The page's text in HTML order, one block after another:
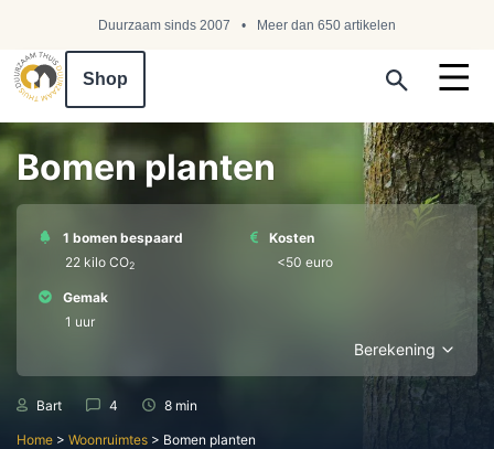
Duurzaam sinds 2007 Meer dan 650 artikelen
Shop
Bomen planten
1 bomen bespaard
22 kilo СО2
Kosten
<50 euro
Gemak
1 uur
Berekening
Bart 4 8 min
Home > Woonruimtes > Bomen planten